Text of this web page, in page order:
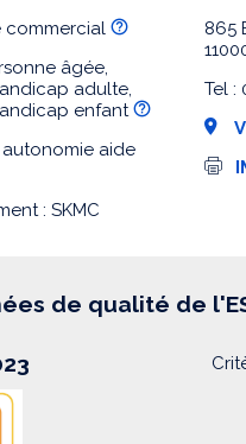
commercial
âgée,
adulte,
enfant
aide
: SKMC
865
Tel :
I
o
de qualité de